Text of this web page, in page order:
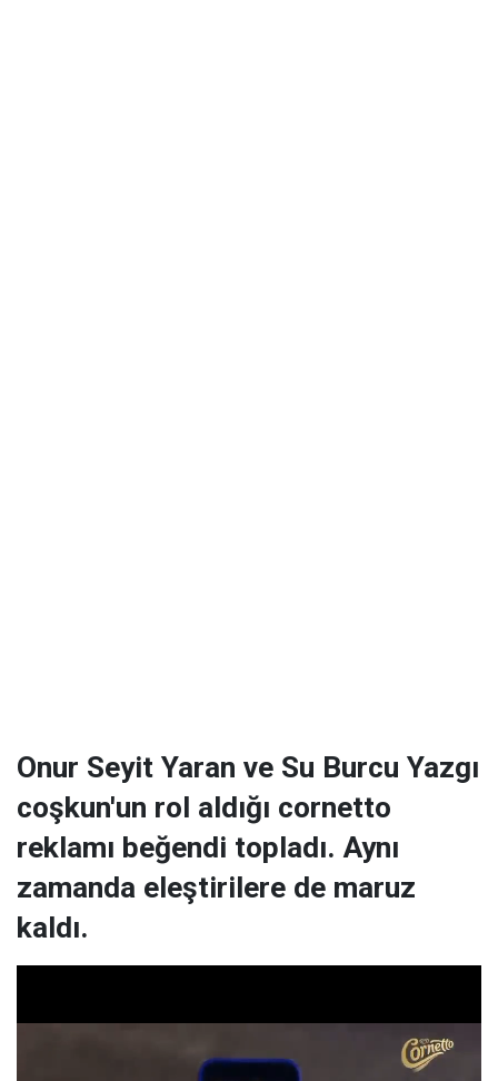
Onur Seyit Yaran ve Su Burcu Yazgı
coşkun'un rol aldığı cornetto
reklamı beğendi topladı. Aynı
zamanda eleştirilere de maruz
kaldı.